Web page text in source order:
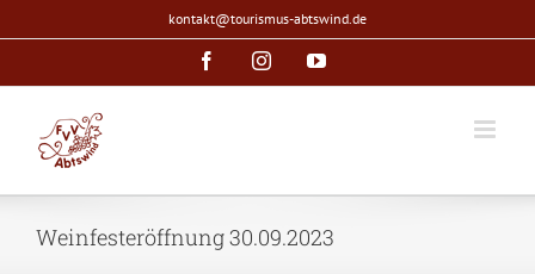
Inhalt
kontakt@tourismus-abtswind.de
FacebookInstagramYouTube
Weinfesteröffnung 30.09.2023